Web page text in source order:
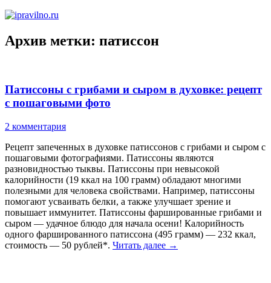
Архив метки: патиссон
Патиссоны с грибами и сыром в духовке: рецепт
с пошаговыми фото
2 комментария
Рецепт запеченных в духовке патиссонов с грибами и сыром с
пошаговыми фотографиями. Патиссоны являются
разновидностью тыквы. Патиссоны при невысокой
калорийности (19 ккал на 100 грамм) обладают многими
полезными для человека свойствами. Например, патиссоны
помогают усваивать белки, а также улучшает зрение и
повышает иммунитет. Патиссоны фаршированные грибами и
сыром — удачное блюдо для начала осени! Калорийность
одного фаршированного патиссона (495 грамм) — 232 ккал,
стоимость — 50 рублей*. Читать далее →